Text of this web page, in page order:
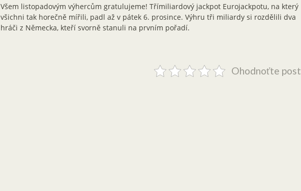
Všem listopadovým výhercům gratulujeme! Třímiliardový jackpot Eurojackpotu, na který
všichni tak horečně mířili, padl až v pátek 6. prosince. Výhru tři miliardy si rozdělili dva
hráči z Německa, kteří svorně stanuli na prvním pořadí.
Ohodnoťte post